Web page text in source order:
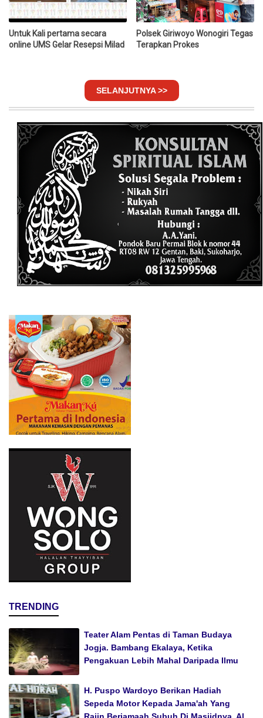
Untuk Kali pertama secara
online UMS Gelar Resepsi Milad
Polsek Giriwoyo Wonogiri Tegas
Terapkan Prokes
SELANJUTNYA >>
TRENDING
Teater Alam Pentas di Taman Budaya
Jogja. Bambang Ekalaya, Ketika
Pengakuan Lebih Mahal Daripada Ilmu
H. Puspo Wardoyo Berikan Hadiah
Sepeda Motor Kepada Jama'ah Yang